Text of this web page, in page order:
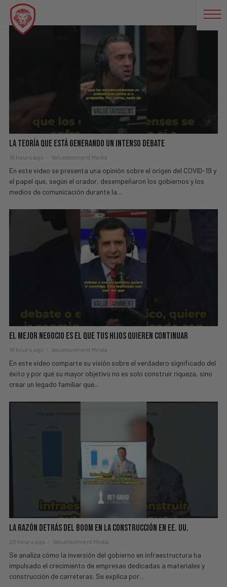
TRUMP
La Teoría Que Está Generando Un Intenso Debate
16 hours ago Valuetainment Media
En este video se presenta una opinión sobre el origen del COVID-19 y
el papel que, según el orador, desempeñaron los gobiernos y los
medios de comunicación durante la...
El Mejor Negocio Es El Que Tus Hijos Quieren Continuar
18 hours ago Valuetainment Media
En este video comparte su visión sobre el verdadero significado del
éxito y por qué su mayor objetivo no es solo construir riqueza, sino
crear un legado familiar que...
La Razón Detrás del Boom en la Construcción en EE. UU.
20 hours ago Valuetainment Media
Se analiza cómo la inversión del gobierno en infraestructura ha
impulsado el crecimiento de empresas dedicadas a materiales y
construcción de carreteras. Se explica por...